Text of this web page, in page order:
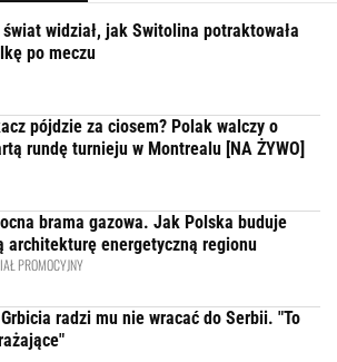
świat widział, jak Switolina potraktowała
po meczu
pójdzie za ciosem? Polak walczy o
rundę turnieju w Montrealu [NA ŻYWO]
brama gazowa. Jak Polska buduje
architekturę energetyczną regionu
PROMOCYJNY
radzi mu nie wracać do Serbii. "To